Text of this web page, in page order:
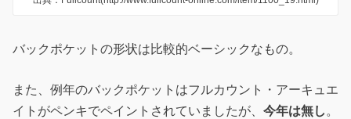
バックポケットの形状は比較的ベーシックなもの。
また、例年のバックポケットはフルカウント・アーキュエ
イトがペンキでペイントされていましたが、 今年は無し 。